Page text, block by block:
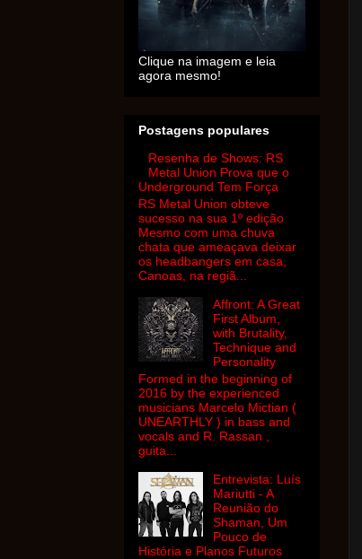
Clique na imagem e leia
agora mesmo!
Postagens populares
Resenha de Shows: RS
Metal Union Prova que o
Underground Tem Força
RS Metal Union obteve
sucesso na sua 1º edição
Mesmo com uma chuva
chata que ameaçava deixar
os headbangers em casa,
Canoas, na regiã...
Affront: A Great
First Album,
with Brutality,
Technique and
Personality
Formed in the beginning of
2016 by the experienced
musicians Marcelo Mictian (
UNEARTHLY ) in bass and
vocals and R. Rassan ,
guita...
Entrevista: Luís
Mariutti - A
Reunião do
Shaman, Um
Pouco de
História e Planos Futuros